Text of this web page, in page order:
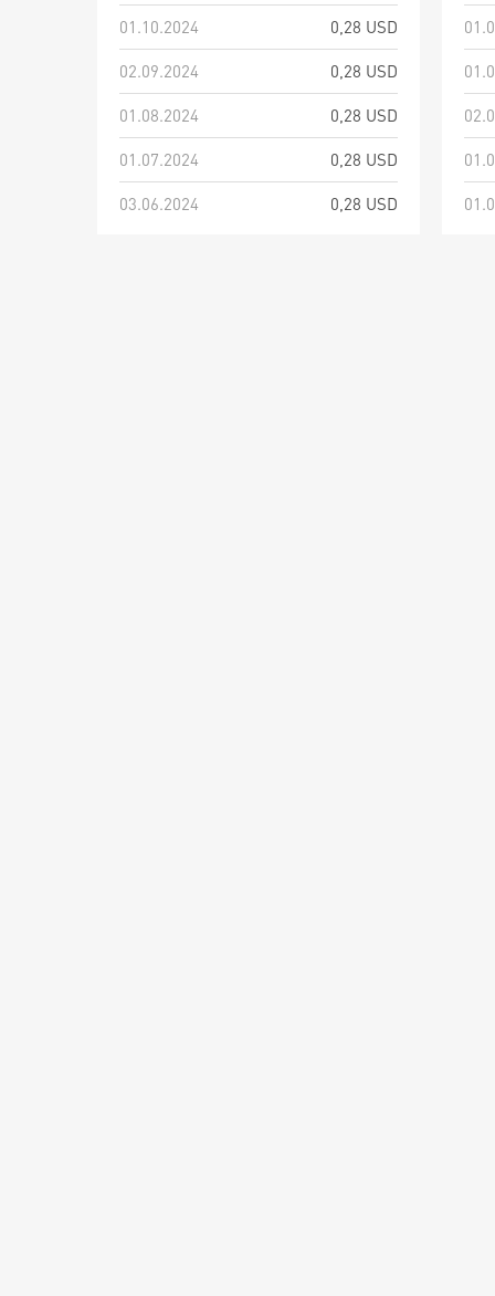
01.10.2024
0,28 USD
02.09.2024
0,28 USD
01.08.2024
0,28 USD
01.07.2024
0,28 USD
03.06.2024
0,28 USD